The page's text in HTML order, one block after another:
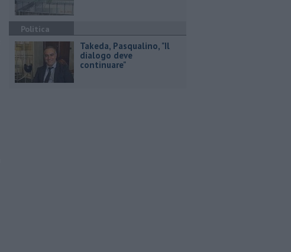
Politica
Takeda, Pasqualino, "Il
dialogo deve
continuare"